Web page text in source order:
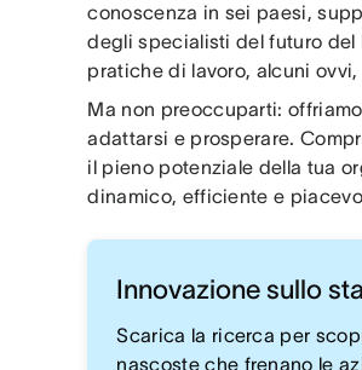
conoscenza in sei paesi,
degli specialisti del futuro del
pratiche di lavoro, alcuni ovvi,
Ma non preoccuparti:
adattarsi e prosperare.
il pieno potenziale della tua
dinamico, efficiente e
Innovazione sullo
Scarica la ricerca per
nascoste che frenano le